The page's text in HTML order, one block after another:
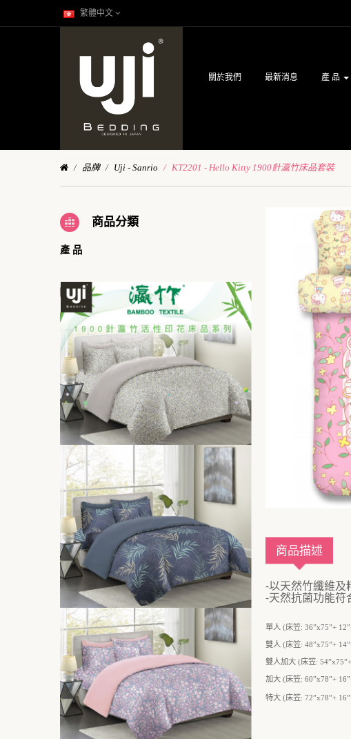
繁體中文
關於我們 最新消息 產 品
品牌 Uji - Sanrio KT2201 - Hello Kitty 1900針瀛竹床品套裝
商品分類
產 品
商品描述
-以天然竹纖維及
-天然抗菌功能符
單人 (床笠: 36”x75”+ 12”
雙人 (床笠: 48”x75”+ 14”
雙人加大(床笠: 54”x75”+
加大(床笠: 60”x78”+ 16”
特大(床笠: 72”x78”+ 16”